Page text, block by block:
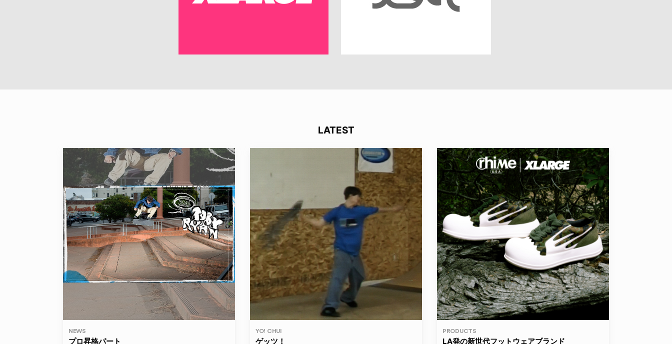
LATEST
NEWS
プロ昇格パート
YO! CHUI
ゲッツ！
PRODUCTS
LA発の新世代フットウェアブランド